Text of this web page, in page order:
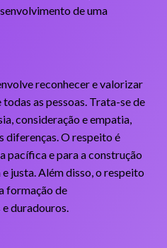
de uma
reconhecer e valorizar
as pessoas. Trata-se de
consideração e empatia,
diferenças. O respeito é
pacífica e para a construção
justa. Além disso, o respeito
formação de
duradouros.